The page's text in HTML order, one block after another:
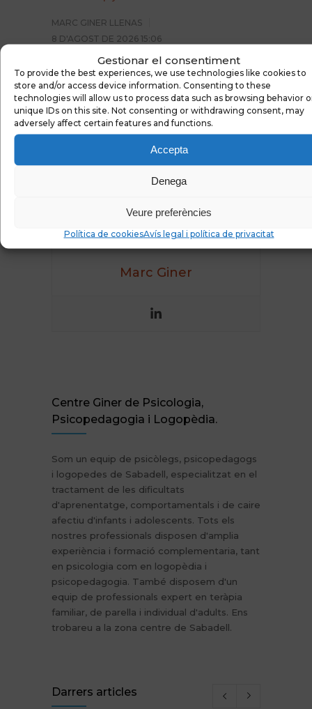
Gestionar el consentiment
To provide the best experiences, we use technologies like cookies to
store and/or access device information. Consenting to these
technologies will allow us to process data such as browsing behavior
unique IDs on this site. Not consenting or withdrawing consent, may
adversely affect certain features and functions.
Accepta
Denega
Veure preferències
Política de cookiesAvís legal i política de privacitat
MARC GINER LLENAS
8 D'AGOST DE 2026 15:06
Leave a reply
You must be logged into post a comment.
Marc Giner
Centre Giner de Psicologia,
Psicopedagogia i Logopèdia.
Som un equip de psicòlegs, psicopedagogs
i logopedes de Sabadell, especialitzat en el
tractament de les dificultats
d'aprenentatge, comportamentals i de caire
afectiu d'infants i adolescents. Tots els
nostres professionals disposen d'amplia
experiència i formació complementaria, tant
en psicologia com en logopèdia i
psicopedagogia. També disposem d'un
equip de professionals expert en teràpia
familiar, de parella i individual d'adults. Ens
trobareu a la zona centre de Sabadell.
Darrers articles